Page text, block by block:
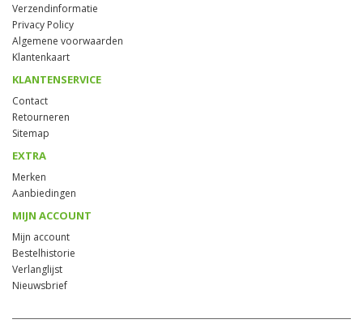
Verzendinformatie
Privacy Policy
Algemene voorwaarden
Klantenkaart
KLANTENSERVICE
Contact
Retourneren
Sitemap
EXTRA
Merken
Aanbiedingen
MIJN ACCOUNT
Mijn account
Bestelhistorie
Verlanglijst
Nieuwsbrief